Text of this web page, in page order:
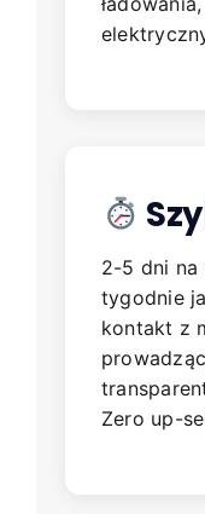
2-5 dni na
tygodnie
kontakt z
Zero up-